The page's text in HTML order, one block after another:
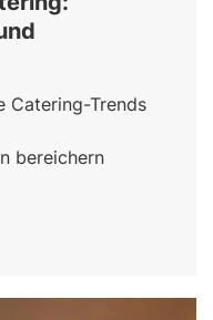
Catering-Trends
bereichern